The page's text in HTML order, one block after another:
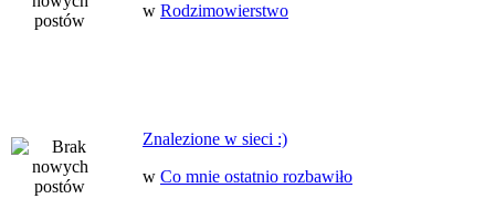
w Rodzimowierstwo
Znalezione w sieci :)
w Co mnie ostatnio rozbawiło